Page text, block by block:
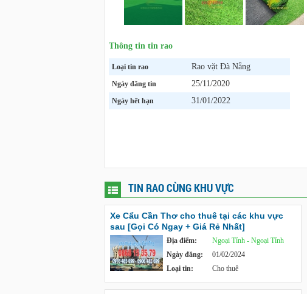
Thông tin tin rao
Loại tin rao Rao vặt Đà Nẵng
Ngày đăng tin 25/11/2020
Ngày hết hạn 31/01/2022
TIN RAO CÙNG KHU VỰC
Xe Cẩu Cần Thơ cho thuê tại các khu vực
sau [Gọi Có Ngay + Giá Rẻ Nhất]
Địa điểm:
Ngoại Tỉnh - Ngoại Tỉnh
Ngày đăng:
01/02/2024
Loại tin:
Cho thuê